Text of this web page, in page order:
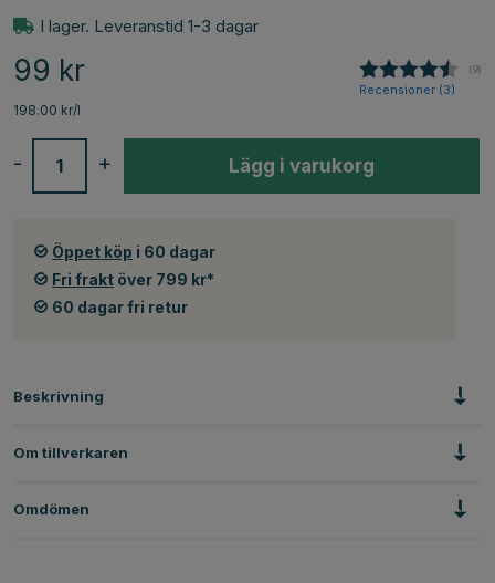
I lager. Leveranstid 1-3 dagar
99 kr (9)
Recensioner (3)
198.00 kr/l
+
- Lägg i varukorg
Öppet köp i 60 dagar
Fri frakt över 799 kr*
60 dagar fri retur
Beskrivning
Om tillverkaren
Omdömen